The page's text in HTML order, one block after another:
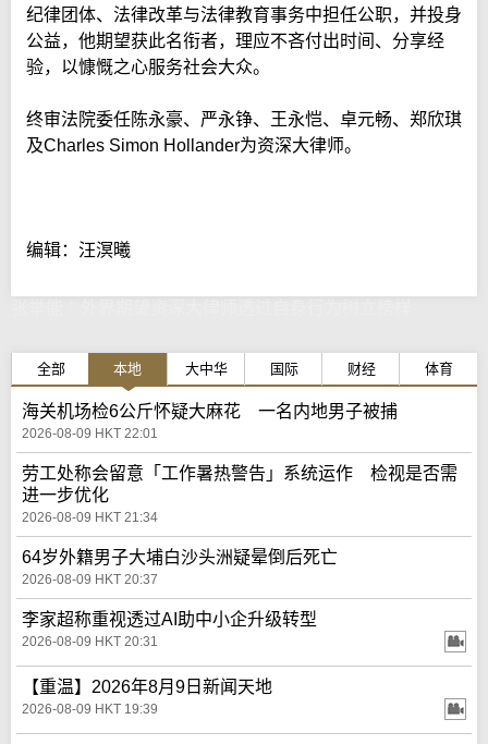
纪律团体、法律改革与法律教育事务中担任公职，并投身
公益，他期望获此名衔者，理应不吝付出时间、分享经
验，以慷慨之心服务社会大众。
终审法院委任陈永豪、严永铮、王永恺、卓元畅、郑欣琪
及Charles Simon Hollander为资深大律师。
编辑：汪溟曦
全部 本地 大中华 国际 财经 体育
海关机场检6公斤怀疑大麻花 一名内地男子被捕
2026-08-09 HKT 22:01
劳工处称会留意「工作暑热警告」系统运作 检视是否需
进一步优化
2026-08-09 HKT 21:34
64岁外籍男子大埔白沙头洲疑晕倒后死亡
2026-08-09 HKT 20:37
李家超称重视透过AI助中小企升级转型
2026-08-09 HKT 20:31
【重温】2026年8月9日新闻天地
2026-08-09 HKT 19:39